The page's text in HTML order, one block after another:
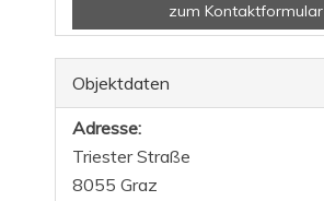
zum Kontaktformular
Objektdaten
Adresse:
Triester Straße
8055 Graz